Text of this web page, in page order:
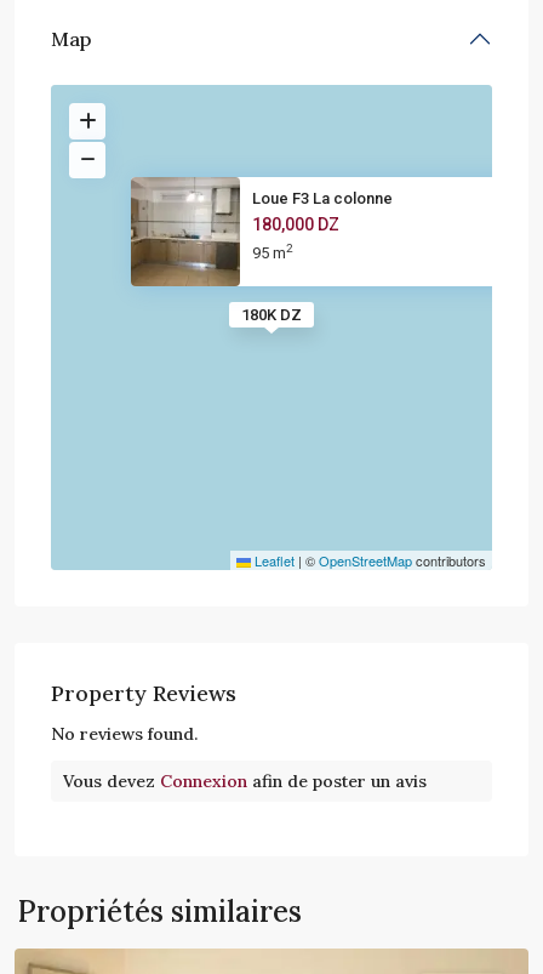
Map
180K DZ
Loue F3 La colonne
180,000 DZ
95 m2
Leaflet | ©OpenStreetMapcontributors
Property Reviews
No reviews found.
Vous devez Connexion afin de poster un avis
Propriétés similaires
Hydra